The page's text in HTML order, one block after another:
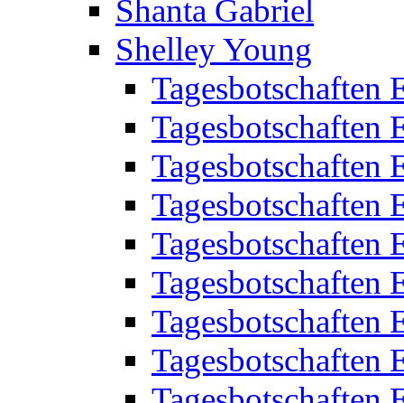
Shanta Gabriel
Shelley Young
Tagesbotschaften
Tagesbotschaften
Tagesbotschaften
Tagesbotschaften
Tagesbotschaften
Tagesbotschaften
Tagesbotschaften
Tagesbotschaften